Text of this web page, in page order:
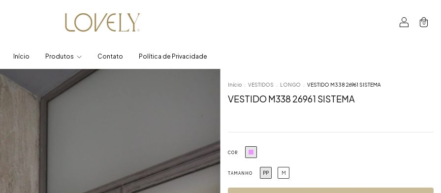
0
Início Produtos Contato Política de Privacidade
Início VESTIDOS LONGO VESTIDO M338 26961 SISTEMA
VESTIDO M338 26961 SISTEMA
COR
TAMANHO PP M